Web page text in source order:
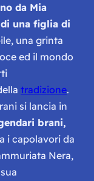
da Mia
una figlia di
una grinta
ed il mondo
tradizione.
si lancia in
brani,
i capolavori da
Nera,